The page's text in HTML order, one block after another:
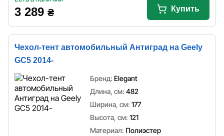
3 289 ₴ Купить
Чехол-тент автомобильный Антиград на Geely
GC5 2014-
Бренд: Elegant
Длина, см: 482
Ширина, см: 177
Высота, см: 121
Материал: Полиэстер